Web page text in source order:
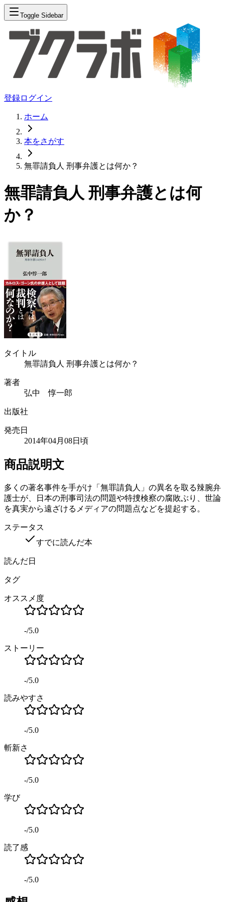
Toggle Sidebar
登録ログイン
ホーム
本をさがす
無罪請負人 刑事弁護とは何か？
無罪請負人 刑事弁護とは何
か？
タイトル
無罪請負人 刑事弁護とは何か？
著者
弘中 惇一郎
出版社
発売日
2014年04月08日頃
商品説明文
多くの著名事件を手がけ「無罪請負人」の異名を取る辣腕弁
護士が、日本の刑事司法の問題や特捜検察の腐敗ぶり、世論
を真実から遠ざけるメディアの問題点などを提起する。
ステータス
すでに読んだ本
読んだ日
タグ
オススメ度
-/5.0
ストーリー
-/5.0
読みやすさ
-/5.0
斬新さ
-/5.0
学び
-/5.0
読了感
-/5.0